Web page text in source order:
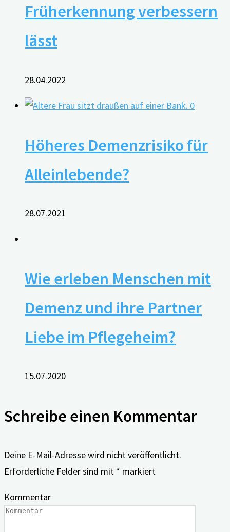
Früherkennung verbessern
lässt
28.04.2022
0
Höheres Demenzrisiko für
Alleinlebende?
28.07.2021
Wie erleben Menschen mit
Demenz und ihre Partner
Liebe im Pflegeheim?
15.07.2020
Schreibe einen Kommentar
Deine E-Mail-Adresse wird nicht veröffentlicht.
Erforderliche Felder sind mit * markiert
Kommentar